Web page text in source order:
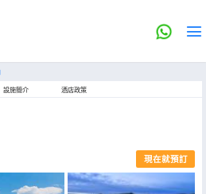
設施簡介 酒店政策
現在就預訂